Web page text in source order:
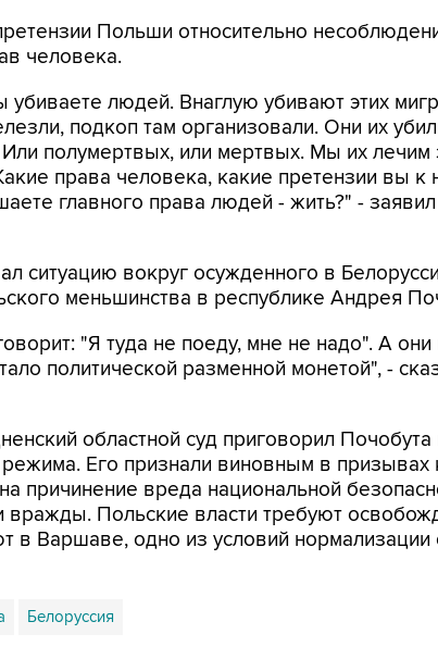
Польши относительно
человека.
людей. Внаглую убивают этих
подкоп там организовали. Они их
полумертвых, или мертвых. Мы их лечим
права человека, какие претензии вы к
главного права людей - жить?" - заявил
ситуацию вокруг осужденного в
меньшинства в республике Андрея
"Я туда не поеду, мне не надо". А они
политической разменной монетой", -
областной суд приговорил Почобута
Его признали виновным в призывах
причинение вреда национальной
вражды. Польские власти требуют
в Варшаве, одно из условий
Белоруссия